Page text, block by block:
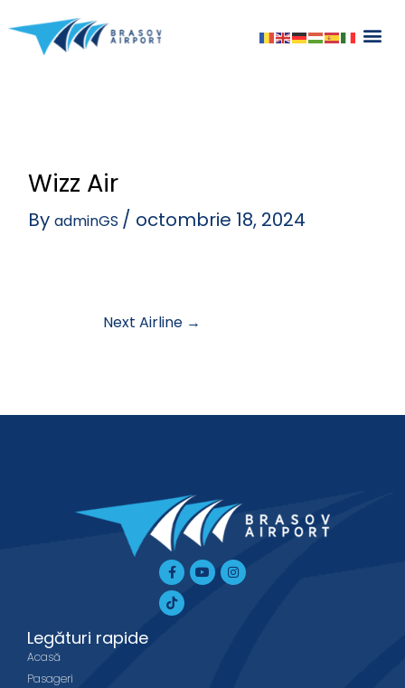
Wizz Air
By adminGS / octombrie 18, 2024
Next Airline →
Facebook-
f
YoutubeInstagram
Tiktok
Legături rapide
Acasă
Pasageri